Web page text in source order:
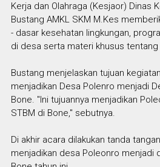
Kerja dan Olahraga (Kesjaor) Dinas
Bustang AMKL SKM M.Kes
- dasar kesehatan lingkungan,
di desa serta materi khusus tentang
Bustang menjelaskan tujuan
menjadikan Desa Polenro menjadi
Bone. "Ini tujuannya menjadikan
STBM di Bone," sebutnya.
Di akhir acara dilakukan tanda
menjadikan desa Poleonro menjadi